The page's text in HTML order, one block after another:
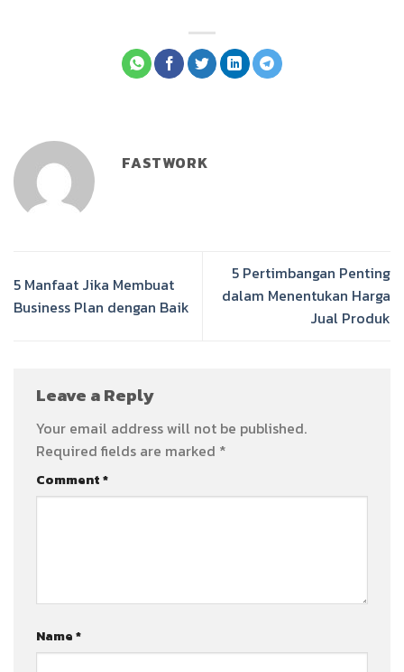
FASTWORK
5 Manfaat Jika Membuat
Business Plan dengan Baik
5 Pertimbangan Penting
dalam Menentukan Harga
Jual Produk
Leave a Reply
Your email address will not be published.
Required fields are marked *
Comment*
Name*